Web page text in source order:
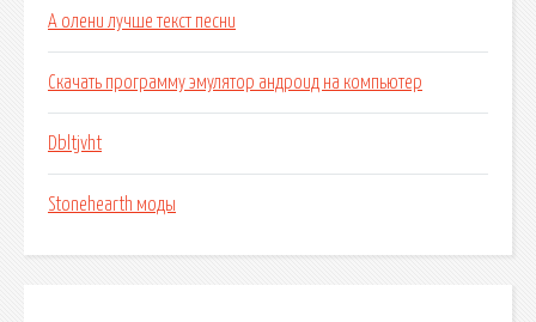
А олени лучше текст песни
Скачать программу эмулятор андроид на компьютер
Dbltjvht
Stonehearth моды